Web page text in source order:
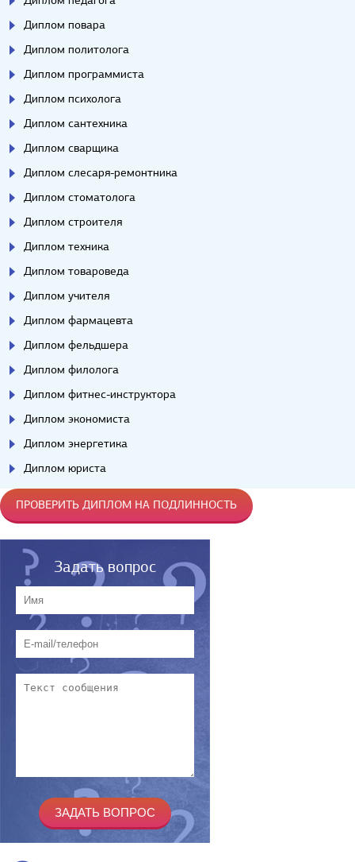
Диплом повара
Диплом политолога
Диплом программиста
Диплом психолога
Диплом сантехника
Диплом сварщика
Диплом слесаря-ремонтника
Диплом стоматолога
Диплом строителя
Диплом техника
Диплом товароведа
Диплом учителя
Диплом фармацевта
Диплом фельдшера
Диплом филолога
Диплом фитнес-инструктора
Диплом экономиста
Диплом энергетика
Диплом юриста
ПРОВЕРИТЬ ДИПЛОМ НА ПОДЛИННОСТЬ
Задать вопрос